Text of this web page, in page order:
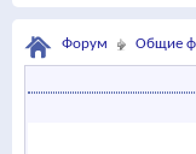
Форум Общие